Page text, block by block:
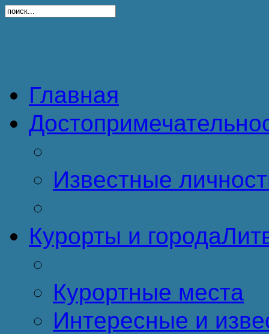
Главная
Известные
Курорты и города
Курортные места
Интересные и